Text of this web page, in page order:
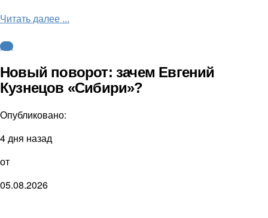
Читать далее ...
КХЛ
Новый поворот: зачем Евгений
Кузнецов «Сибири»?
Опубликовано:
4 дня назад
от
05.08.2026